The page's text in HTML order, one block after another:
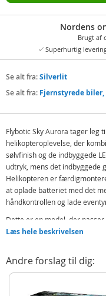
Nordens
Brugt af
Superhurtig
Se alt fra:Silverlit
Se alt fra: Fjernstyrede
Flybotic Sky Aurora tager leg
helikopteroplevelse, der
sølvfinish og de indbyggede
udtryk, mens det indbyggede
Helikopteren er
at oplade batteriet med det
håndkontrollen og lade
Dette er en model, der
med 2,4 GHz-signal kan flere
Indeholder:
Læs hele beskrivelsen
Andre forslag til dig: